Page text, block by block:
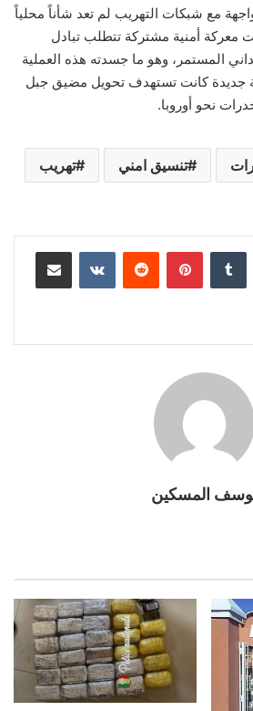
مع شبكات التهريب لم تعد شأناً محلياً
معركة أمنية مشتركة تتطلب تبادل
المستمر، وهو ما جسدته هذه العملية
جديدة كانت تستهدف تحويل مضيق جبل
نحو أوروبا.
تنسيق امني تهريب
بينتيريست مشاركة عبر البريد
المسكين